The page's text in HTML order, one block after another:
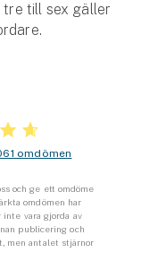
tre till sex gäller
omdömen
och ge ett omdöme
omdömen har
vara gjorda av
publicering och
men antalet stjärnor